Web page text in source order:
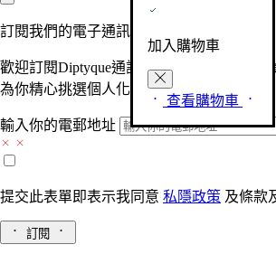
加入購物車
查看購物車
訂閱我們的電子通訊
歡迎訂閱Diptyque通訊，接收品牌最新產
為你精心挑選個人化的驚喜及禮物。
輸入你的電郵地址
提交此表單即表示我同意 私隱政策 及條款
訂閱